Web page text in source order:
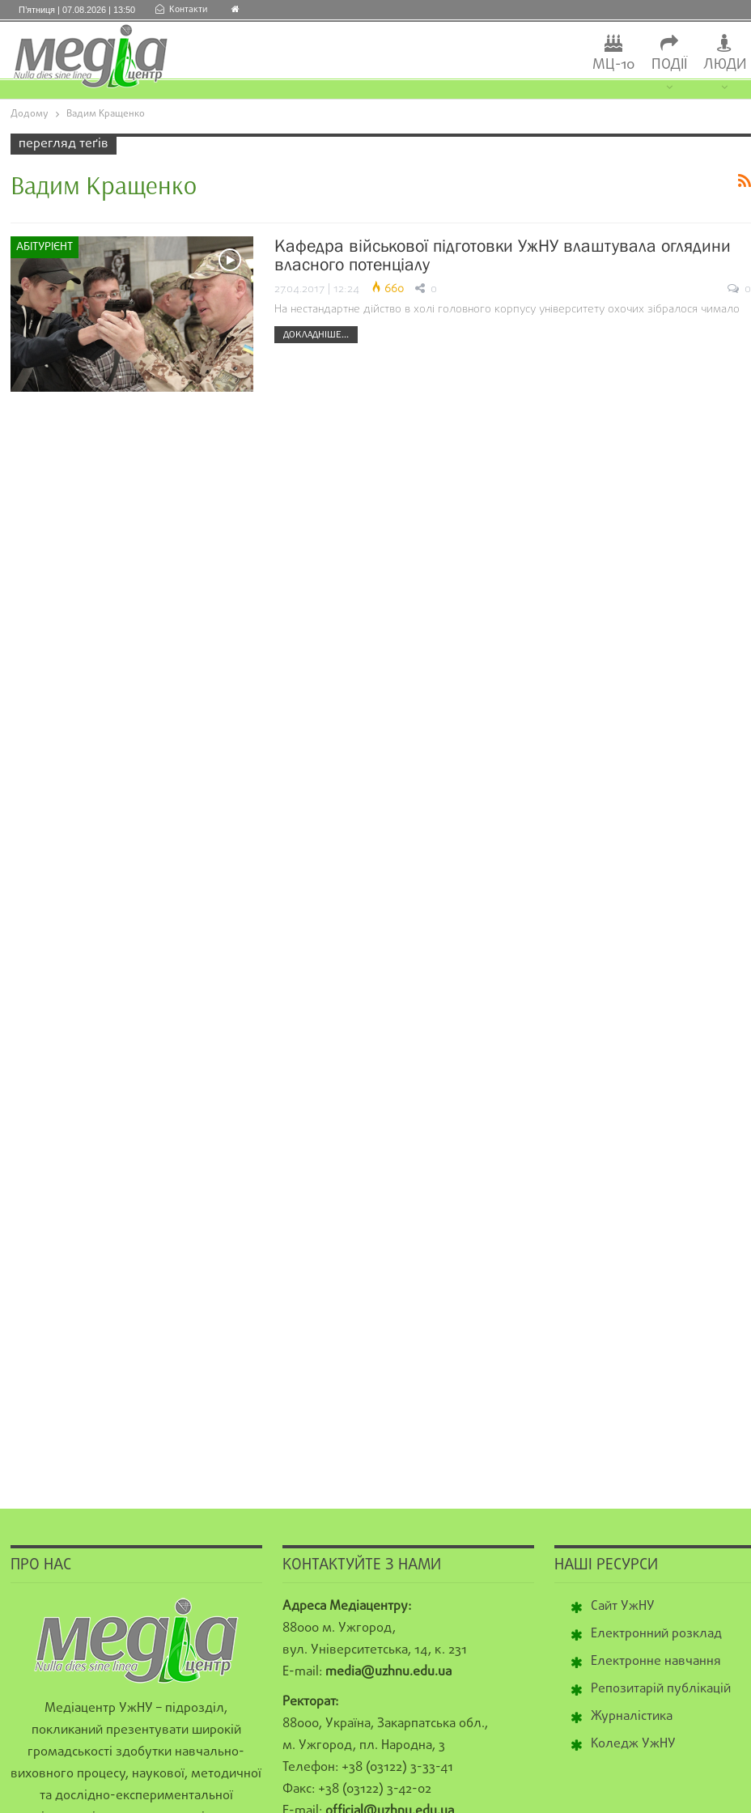
П’ятниця | 07.08.2026 | 13:50 Контакти
МЦ-10 ПОДІЇ ЛЮДИ
Додому Вадим Кращенко
перегляд теґів
Вадим Кращенко
АБІТУРІЄНТ
Кафедра військової підготовки УжНУ влаштувала оглядини
власного потенціалу
27.04.2017 | 12:24 660 0
0
На нестандартне дійство в холі головного корпусу університету охочих зібралося чимало
ДОКЛАДНІШЕ...
ПРО НАС
Медіацентр УжНУ – підрозділ,
покликаний презентувати широкій
громадськості здобутки навчально-
виховного процесу, наукової, методичної
та дослідно-експериментальної
КОНТАКТУЙТЕ З НАМИ
Адреса Медіацентру:
88000 м. Ужгород,
вул. Університетська, 14, к. 231
E-mail: media@uzhnu.edu.ua
Ректорат:
88000, Україна, Закарпатська обл.,
м. Ужгород, пл. Народна, 3
Телефон: +38 (03122) 3-33-41
Факс: +38 (03122) 3-42-02
НАШІ РЕСУРСИ
Сайт УжНУ
Електронний розклад
Електронне навчання
Репозитарій публікацій
Журналістика
Коледж УжНУ